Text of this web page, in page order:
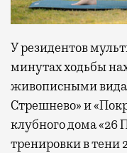
У резидентов
минутах ходьбы
живописными
Стрешнево» и
клубного дома «26
тренировки в тени